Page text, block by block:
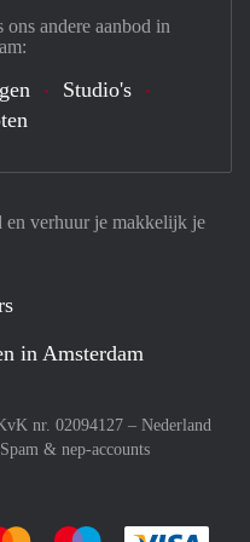
en verhuur je makkelijk je
in Amsterdam
nr. 02094127 – Nederland
Spam & nep-accounts
andere aanbod in
Studio's